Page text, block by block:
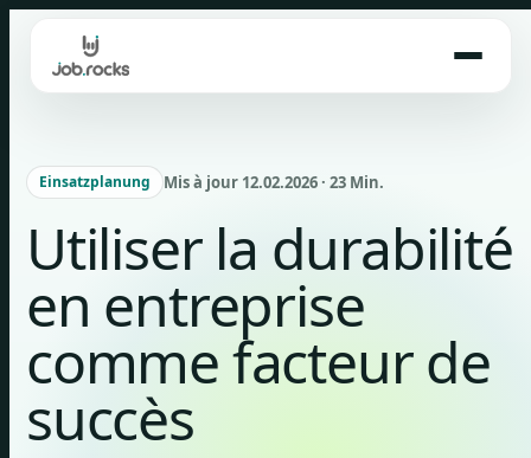
content
Einsatzplanung Mis à jour 12.02.2026 · 23 Min.
Utiliser la durabilité
en entreprise
comme facteur de
succès